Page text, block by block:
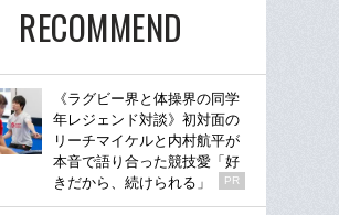
RECOMMEND
《ラグビー界と体操界の同学
年レジェンド対談》初対面の
リーチマイケルと内村航平が
本音で語り合った競技愛「好
きだから、続けられる」
PR